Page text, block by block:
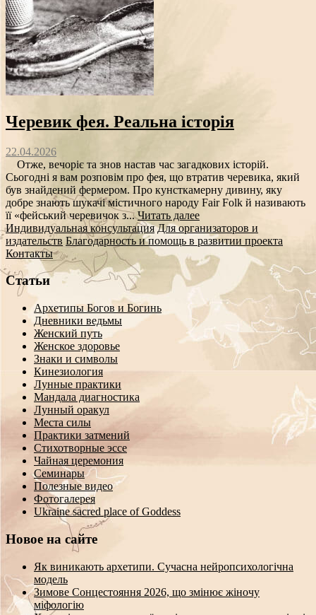
Черевик фея. Реальна історія
22.04.2026
Отже, вечоріє та знов настав час загадкових історій.
Сьогодні я вам розповім про фея, що втратив черевика, який
був знайдений фермером. Про кунсткамерну дивину, яку
добре знають шукачі містичного народу Fair Folk й називають
її «фейський черевичок з...Читать далее
Индивидуальная консультация Для организаторов и
издательств Благодарность и помощь в развитии проекта
Контакты
Статьи
Архетипы Богов и Богинь
Дневники ведьмы
Женский путь
Женское здоровье
Знаки и символы
Кинезиология
Лунные практики
Мандала диагностика
Лунный оракул
Места силы
Практики затмений
Стихотворные эссе
Чайная церемония
Семинары
Полезные видео
Фотогалерея
Ukraine sacred place of Goddess
Новое на сайте
Як виникають архетипи. Сучасна нейропсихологічна
модель
Зимове Сонцестояння 2026, що змінює жіночу
міфологію